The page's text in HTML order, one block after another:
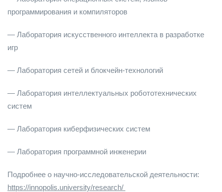
программирования и компиляторов
— Лаборатория искусственного интеллекта в разработке
игр
— Лаборатория сетей и блокчейн-технологий
— Лаборатория интеллектуальных робототехнических
систем
— Лаборатория киберфизических систем
— Лаборатория программной инженерии
Подробнее о научно-исследовательской деятельности:
https://innopolis.university/research/